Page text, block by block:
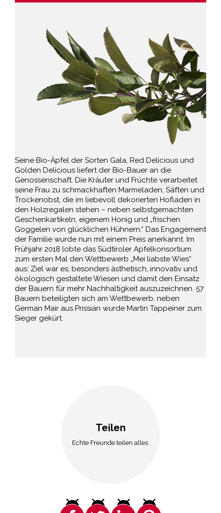
Seine Bio-Äpfel der Sorten Gala, Red Delicious und
Golden Delicious liefert der Bio-Bauer an die
Genossenschaft. Die Kräuter und Früchte verarbeitet
seine Frau zu schmackhaften Marmeladen, Säften und
Trockenobst, die im liebevoll dekorierten Hofladen in
den Holzregalen stehen – neben selbstgemachten
Geschenkartikeln, eigenem Honig und „frischen
Goggelen von glücklichen Hühnern.“ Das Engagement
der Familie wurde nun mit einem Preis anerkannt. Im
Frühjahr 2018 lobte das Südtiroler Apfelkonsortium
zum ersten Mal den Wettbewerb „Mei liabste Wies“
aus: Ziel war es, besonders ästhetisch, innovativ und
ökologisch gestaltete Wiesen und damit den Einsatz
der Bauern für mehr Nachhaltigkeit auszuzeichnen. 57
Bauern beteiligten sich am Wettbewerb, neben
German Mair aus Prissian wurde Martin Tappeiner zum
Sieger gekürt.
Teilen
Echte Freunde teilen alles.